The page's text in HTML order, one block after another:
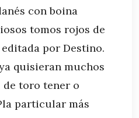
con boina
tomos rojos de
por Destino.
quisieran muchos
toro tener o
particular más